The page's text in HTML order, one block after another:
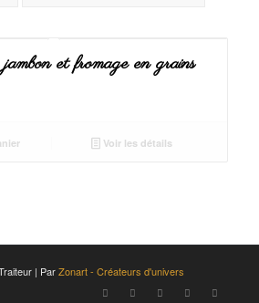
jambon et fromage en grains
Voir les détails
| ParZonart - Créateurs d'univers